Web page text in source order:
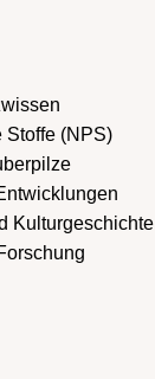
Stoffe (NPS)
Kulturgeschichte